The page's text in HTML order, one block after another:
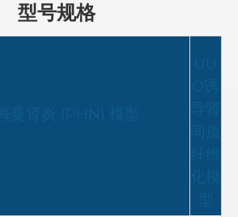
型号规格